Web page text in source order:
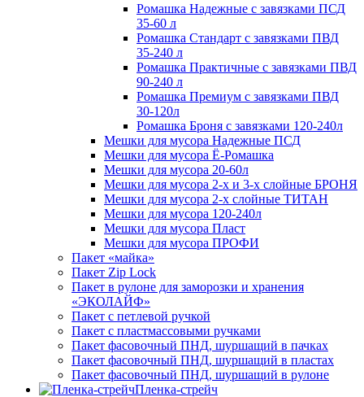
Ромашка Надежные с завязками ПСД
35-60 л
Ромашка Стандарт с завязками ПВД
35-240 л
Ромашка Практичные с завязками ПВД
90-240 л
Ромашка Премиум с завязками ПВД
30-120л
Ромашка Броня с завязками 120-240л
Мешки для мусора Надежные ПСД
Мешки для мусора Ё-Ромашка
Мешки для мусора 20-60л
Мешки для мусора 2-х и 3-х слойные БРОНЯ
Мешки для мусора 2-х слойные ТИТАН
Мешки для мусора 120-240л
Мешки для мусора Пласт
Мешки для мусора ПРОФИ
Пакет «майка»
Пакет Zip Lock
Пакет в рулоне для заморозки и хранения
«ЭКОЛАЙФ»
Пакет с петлевой ручкой
Пакет с пластмассовыми ручками
Пакет фасовочный ПНД, шуршащий в пачках
Пакет фасовочный ПНД, шуршащий в пластах
Пакет фасовочный ПНД, шуршащий в рулоне
Пленка-стрейч